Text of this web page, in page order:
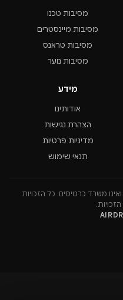
מסיבות טכנו
מסיבות מיינסטרים
מסיבות טראנס
מסיבות נוער
מידע
אודותינו
הצהרת נגישות
מדיניות פרטיות
תנאי שימוש
משרד כרטיסים. כל הזכויות